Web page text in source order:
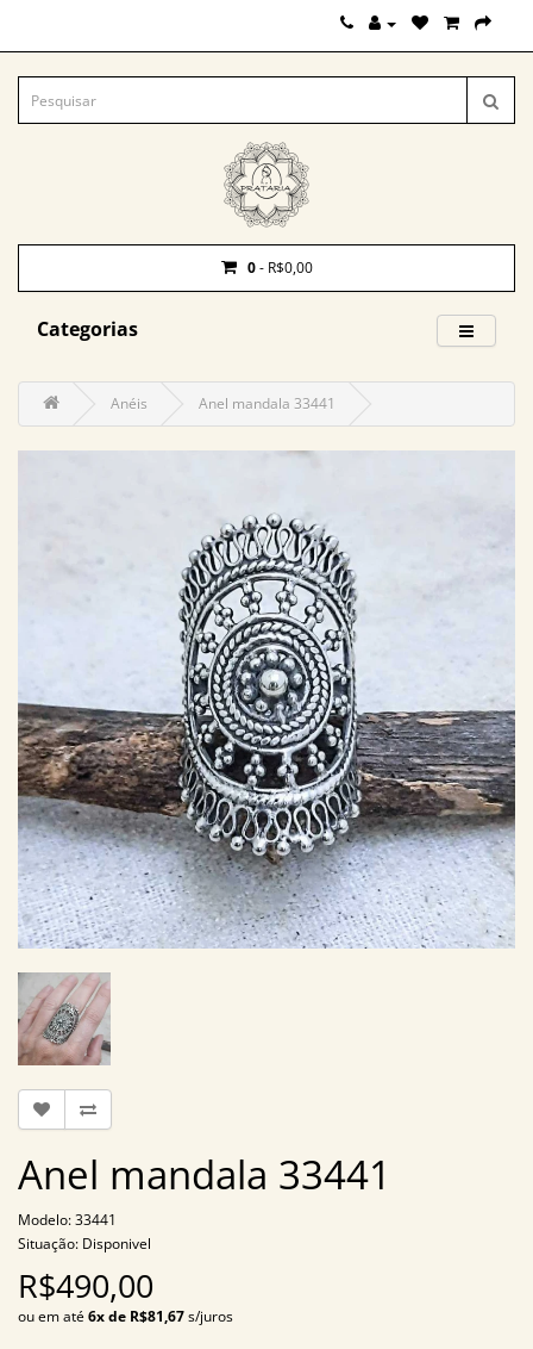
0- R$0,00
Categorias
Anéis Anel mandala 33441
Anel mandala 33441
Modelo: 33441
Situação: Disponivel
R$490,00
ou em até6x de R$81,67s/juros